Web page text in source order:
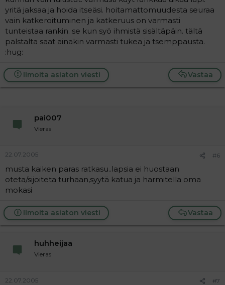
yritä jaksaa ja hoida itseäsi. hoitamattomuudesta seuraa
vain katkeroituminen ja katkeruus on varmasti
tunteistaa rankin. se kun syö ihmistä sisältäpäin. tältä
palstalta saat ainakin varmasti tukea ja tsemppausta.
:hug:
Vastaa
Ilmoita asiaton viesti
pai007
Vieras
22.07.2005 #6
musta kaiken paras ratkasu..lapsia ei huostaan
oteta/sijoiteta turhaan,syytä katua ja harmitella oma
mokasi
Vastaa
Ilmoita asiaton viesti
huhheijaa
Vieras
22.07.2005 #7